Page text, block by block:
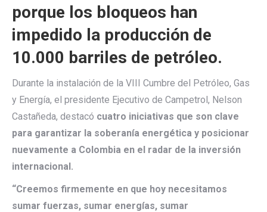
porque los bloqueos han
impedido la producción de
10.000 barriles de petróleo.
Durante la instalación de la VIII Cumbre del Petróleo, Gas
y Energía, el presidente Ejecutivo de Campetrol, Nelson
Castañeda, destacó cuatro iniciativas que son clave
para garantizar la soberanía energética y posicionar
nuevamente a Colombia en el radar de la inversión
internacional.
“Creemos firmemente en que hoy necesitamos
sumar fuerzas, sumar energías, sumar